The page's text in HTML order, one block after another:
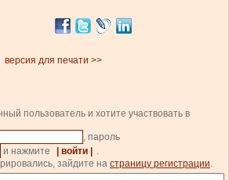
версия для печати >>
пользователь и хотите участвовать в
, пароль
и нажмите
| войти |
.
зайдите на страницу регистрации.